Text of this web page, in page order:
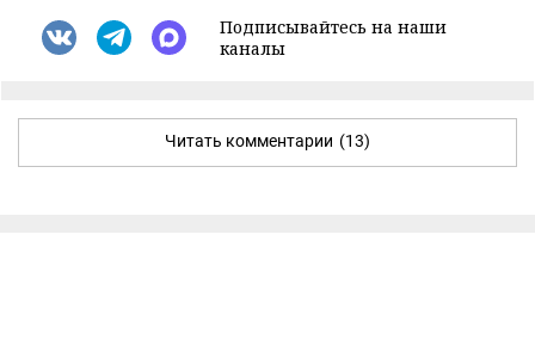
Подписывайтесь на наши
каналы
Читать комментарии (13)